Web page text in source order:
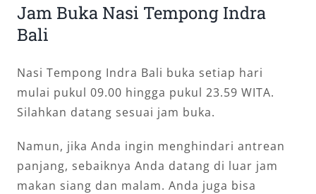
Jam Buka Nasi Tempong Indra
Bali
Nasi Tempong Indra Bali buka setiap hari
mulai pukul 09.00 hingga pukul 23.59 WITA.
Silahkan datang sesuai jam buka.
Namun, jika Anda ingin menghindari antrean
panjang, sebaiknya Anda datang di luar jam
makan siang dan malam. Anda juga bisa